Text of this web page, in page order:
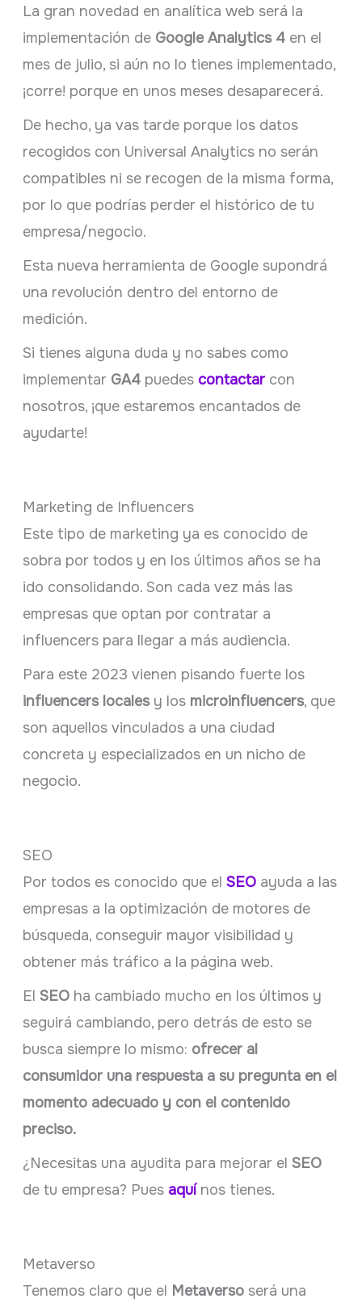
La gran novedad en analítica web será la
implementación de Google Analytics 4en el
mes de julio, si aún no lo tienes implementado,
¡corre! porque en unos meses desaparecerá.
De hecho, ya vas tarde porque los datos
recogidos con Universal Analytics no serán
compatibles ni se recogen de la misma forma,
por lo que podrías perder el histórico de tu
empresa/negocio.
Esta nueva herramienta de Google supondrá
una revolución dentro del entorno de
medición.
Si tienes alguna duda y no sabes como
implementar GA4puedes contactarcon
nosotros, ¡que estaremos encantados de
ayudarte!
Marketing de Influencers
Este tipo de marketing ya es conocido de
sobra por todos y en los últimos años se ha
ido consolidando. Son cada vez más las
empresas que optan por contratar a
influencers para llegar a más audiencia.
Para este 2023 vienen pisando fuerte los
influencers localesy los microinfluencers, que
son aquellos vinculados a una ciudad
concreta y especializados en un nicho de
negocio.
SEO
Por todos es conocido que el SEOayuda a las
empresas a la optimización de motores de
búsqueda, conseguir mayor visibilidad y
obtener más tráfico a la página web.
El SEOha cambiado mucho en los últimos y
seguirá cambiando, pero detrás de esto se
busca siempre lo mismo: ofrecer al
consumidor una respuesta a su pregunta en el
momento adecuado y con el contenido
preciso.
¿Necesitas una ayudita para mejorar el SEO
de tu empresa? Pues aquínos tienes.
Metaverso
Tenemos claro que el Metaversoserá una